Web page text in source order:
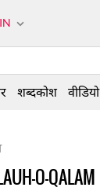
O-QALAM
शब्दकोश वीडियो